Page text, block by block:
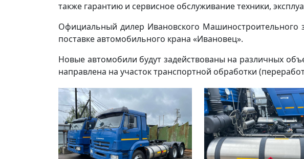
также гарантию и сервисное обслуживание техники,
Официальный дилер Ивановского
поставке автомобильного крана «Ивановец».
Новые автомобили будут задействованы на различных
направлена на участок транспортной обработки